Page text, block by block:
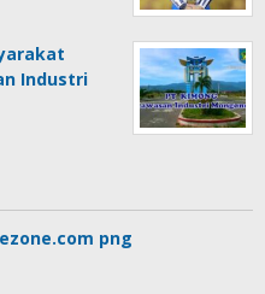
Industri